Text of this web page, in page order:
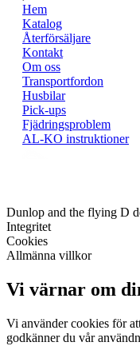
Hem
Katalog
Återförsäljare
Kontakt
Om oss
Transportfordon
Husbilar
Pick-ups
Fjädringsproblem
AL-KO instruktioner
Dunlop and the flying D
Integritet
Cookies
Allmänna villkor
Vi värnar om
Vi använder cookies för
godkänner du vår